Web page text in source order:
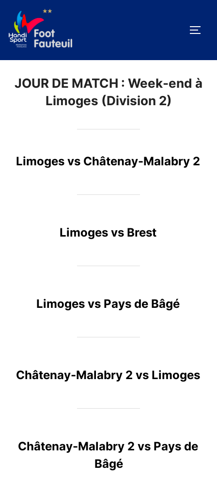
contenu
JOUR DE MATCH : Week-end à
Limoges (Division 2)
Limoges vs Châtenay-Malabry 2
Limoges vs Brest
Limoges vs Pays de Bâgé
Châtenay-Malabry 2 vs Limoges
Châtenay-Malabry 2 vs Pays de
Bâgé